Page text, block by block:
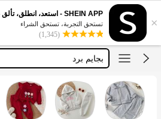
×
SHEIN APP - استعد، انطلق، تألق بالأناقة!
تستحق التجربة، تستحق الشراء
(1,345)
playful pals
cozy pixies
بجايم برد
bebeilu
playful pals